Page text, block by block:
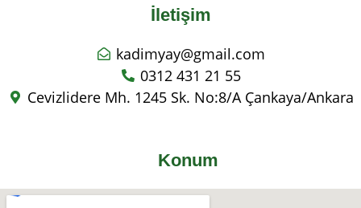
İletişim
kadimyay@gmail.com
0312 431 21 55
Cevizlidere Mh. 1245 Sk. No:8/A Çankaya/Ankara
Konum